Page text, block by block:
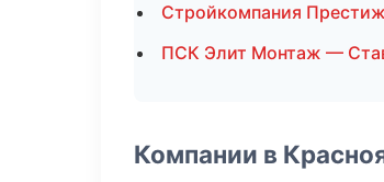
Стройкомпания
ПСК Элит Монтаж —
Компании в